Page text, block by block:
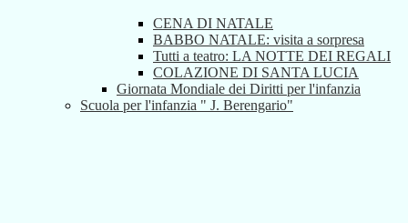
CENA DI NATALE
BABBO NATALE: visita a sorpresa
Tutti a teatro: LA NOTTE DEI REGALI
COLAZIONE DI SANTA LUCIA
Giornata Mondiale dei Diritti per l'infanzia
Scuola per l'infanzia " J. Berengario"